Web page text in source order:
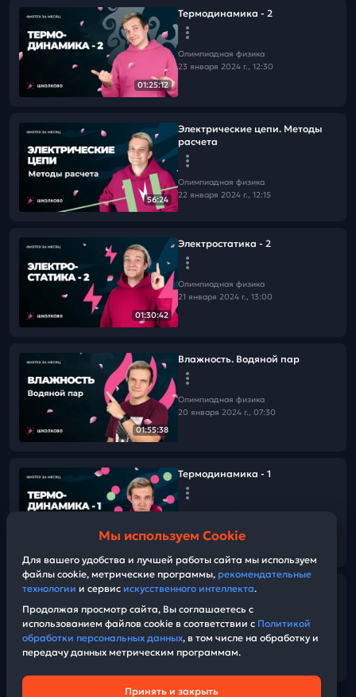
01:25:12
Термодинамика - 2
Олимпиадная физика
23 января 2024 г., 12:30
56:24
Электрические цепи. Методы
расчета
Олимпиадная физика
22 января 2024 г., 12:15
01:30:42
Электростатика - 2
Олимпиадная физика
21 января 2024 г., 13:00
01:55:38
Влажность. Водяной пар
Олимпиадная физика
20 января 2024 г., 07:30
Термодинамика - 1
МКТ. Газовые законы
Олимпиадная физика
15 января 2024 г., 14:00
Мы используем Cookie
Для вашего удобства и лучшей работы сайта мы используем
файлы cookie, метрические программы, рекомендательные
технологии и сервис искусственного интеллекта.
Продолжая просмотр сайта, Вы соглашаетесь с
использованием файлов cookie в соответствии с Политикой
обработки персональных данных, в том числе на обработку и
передачу данных метрическим программам.
Принять и закрыть